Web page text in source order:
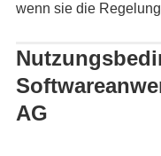
wenn sie die
AG